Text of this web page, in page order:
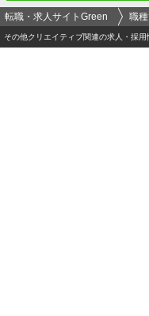
転職・求人サイトGreen 職
その他クリエイティブ関連の求人・採